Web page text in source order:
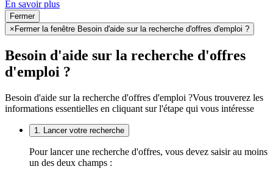
En savoir plus
Fermer
× Fermer la fenêtre Besoin d'aide sur la recherche d'offres d'emploi ?
Besoin d'aide sur la recherche d'offres
d'emploi ?
Besoin d'aide sur la recherche d'offres d'emploi ?Vous trouverez les
informations essentielles en cliquant sur l'étape qui vous intéresse
1. Lancer votre recherche
Pour lancer une recherche d'offres, vous devez saisir au moins
un des deux champs :